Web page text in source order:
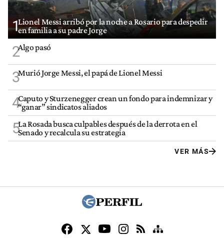
1Lionel Messi arribó por la noche a Rosario para despedir
en familia a su padre Jorge
2Algo pasó
3Murió Jorge Messi, el papá de Lionel Messi
4Caputo y Sturzenegger crean un fondo para indemnizar y
“ganar” sindicatos aliados
5La Rosada busca culpables después de la derrota en el
Senado y recalcula su estrategia
VER MÁS